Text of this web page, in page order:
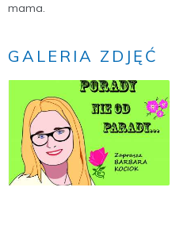
mama.
GALERIA ZDJĘĆ